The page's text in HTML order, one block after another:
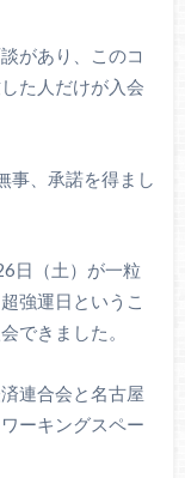
があり、このコ
た人だけが入会
事、承諾を得まし
日（土）が一粒
強運日というこ
できました。
連合会と名古屋
ーキングスペー